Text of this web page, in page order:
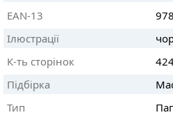
EAN-13
Ілюстрації
К-ть сторінок
Підбірка
Тип